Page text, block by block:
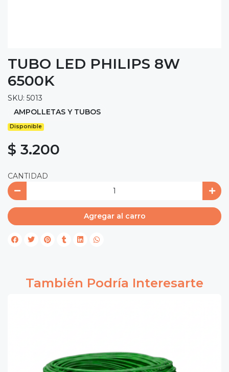
TUBO LED PHILIPS 8W
6500K
SKU: 5013
AMPOLLETAS Y TUBOS
Disponible
$ 3.200
CANTIDAD
Agregar al carro
También Podría Interesarte